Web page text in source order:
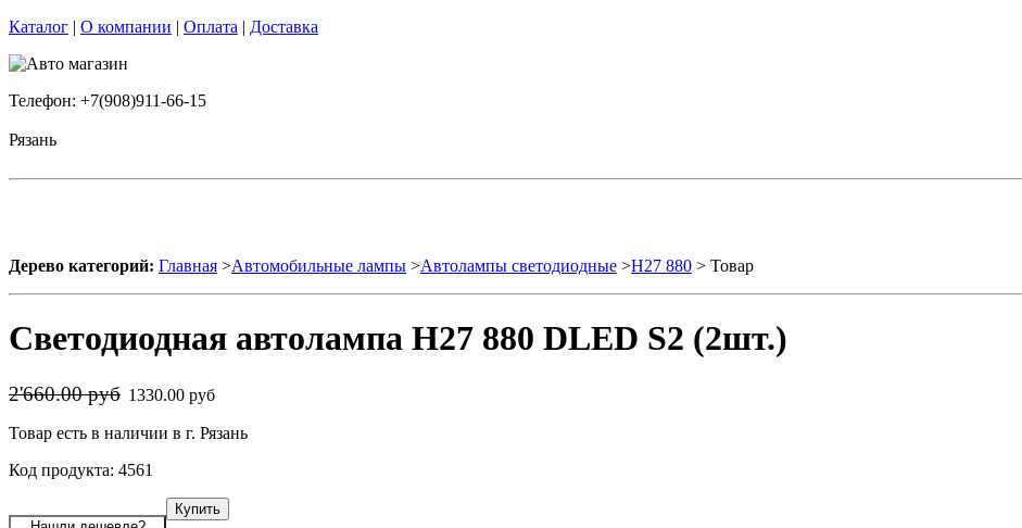
Каталог | О компании | Оплата | Доставка
Телефон: +7(908)911-66-15
Рязань
Дерево категорий: Главная >Автомобильные лампы >Автолампы светодиодные >H27 880 > Товар
Светодиодная автолампа H27 880 DLED S2 (2шт.)
2'660.00 руб 1330.00 руб
Товар есть в наличии в г. Рязань
Код продукта: 4561